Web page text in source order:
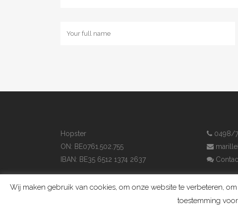
Hopster
ON: BE0761.502.755
IBAN: BE35 6512 1374 2637
0498/
Wij maken gebruik van cookies, om onze website te verbeteren,
toestemming